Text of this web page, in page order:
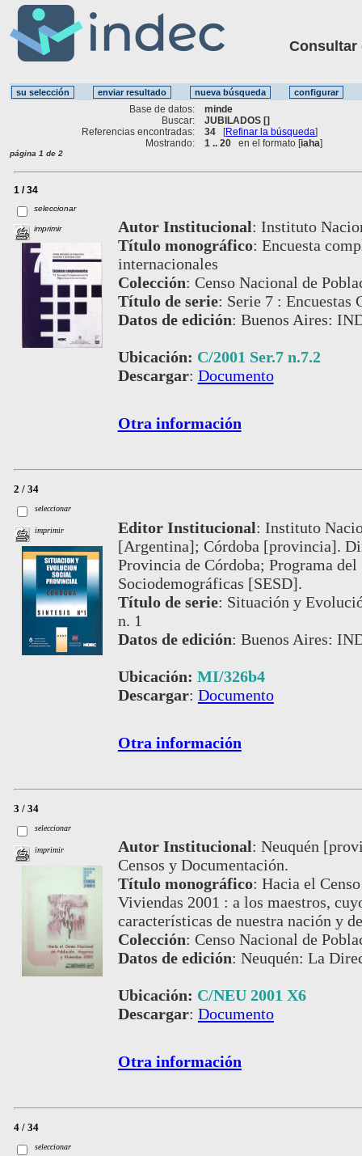
Consultar
Base de datos:
minde
Buscar:
JUBILADOS []
Referencias encontradas:
34 [Refinar la búsqueda]
Mostrando:
1 .. 20 en el formato [iaha]
página 1 de 2
1 / 34
seleccionar
imprimir Autor Institucional: Instituto
Título monográfico: Encuesta
internacionales
Colección: Censo Nacional de
Título de serie: Serie 7 : Encuestas
Datos de edición: Buenos Aires:
Ubicación: C/2001 Ser.7 n.7.2
Descargar: Documento
Otra información
2 / 34
seleccionar
imprimir Editor Institucional: Instituto
[Argentina]; Córdoba [provincia].
Provincia de Córdoba; Programa
Sociodemográficas [SESD].
Título de serie: Situación y
n. 1
Datos de edición: Buenos Aires:
Ubicación: MI/326b4
Descargar: Documento
Otra información
3 / 34
seleccionar
imprimir Autor Institucional: Neuquén
Censos y Documentación.
Título monográfico: Hacia el
Viviendas 2001 : a los maestros,
características de nuestra nación y
Colección: Censo Nacional de
Datos de edición: Neuquén: La
Ubicación: C/NEU 2001 X6
Descargar: Documento
Otra información
4 / 34
seleccionar